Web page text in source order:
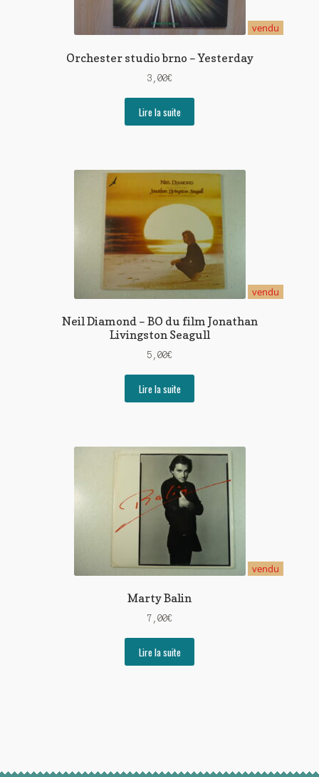
vendu
Orchester studio brno – Yesterday
3,00€
Lire la suite
vendu
Neil Diamond – BO du film Jonathan
Livingston Seagull
5,00€
Lire la suite
vendu
Marty Balin
7,00€
Lire la suite